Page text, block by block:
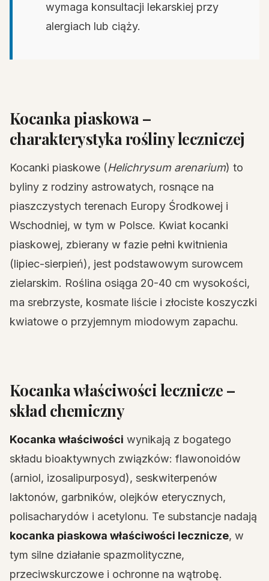
wymaga konsultacji lekarskiej przy
alergiach lub ciąży.
Kocanka piaskowa –
charakterystyka rośliny leczniczej
Kocanki piaskowe (Helichrysum arenarium) to
byliny z rodziny astrowatych, rosnące na
piaszczystych terenach Europy Środkowej i
Wschodniej, w tym w Polsce. Kwiat kocanki
piaskowej, zbierany w fazie pełni kwitnienia
(lipiec-sierpień), jest podstawowym surowcem
zielarskim. Roślina osiąga 20-40 cm wysokości,
ma srebrzyste, kosmate liście i złociste koszyczki
kwiatowe o przyjemnym miodowym zapachu.
Kocanka właściwości lecznicze –
skład chemiczny
Kocanka właściwości wynikają z bogatego
składu bioaktywnych związków: flawonoidów
(arniol, izosalipurposyd), seskwiterpenów
laktonów, garbników, olejków eterycznych,
polisacharydów i acetylonu. Te substancje nadają
kocanka piaskowa właściwości lecznicze, w
tym silne działanie spazmolityczne,
przeciwskurczowe i ochronne na wątrobę.